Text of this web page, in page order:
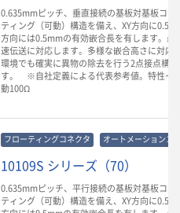
0.635mmピッチ、垂直接続の基板対基板コネ
ティング（可動）構造を備え、XY方向に
方向には0.5mmの有効嵌合長を有します。
速伝送に対応します。多様な嵌合高さに対応
環境でも確実に異物の除去を行う2点接点構
す。 ※自社定義による代表参考値。特性イ
動100Ω
フローティングコネクタ オートメーションコ
10109S シリーズ（70）
0.635mmピッチ、平行接続の基板対基板コネ
ティング（可動）構造を備え、XY方向に